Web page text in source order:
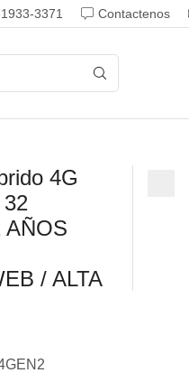
3371 Contactenos
4G
AÑOS
/ ALTA